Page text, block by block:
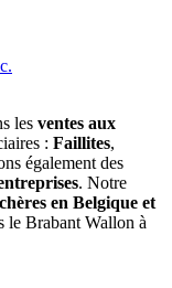
les ventes aux
: Faillites,
également des
. Notre
en Belgique et
le Brabant Wallon à